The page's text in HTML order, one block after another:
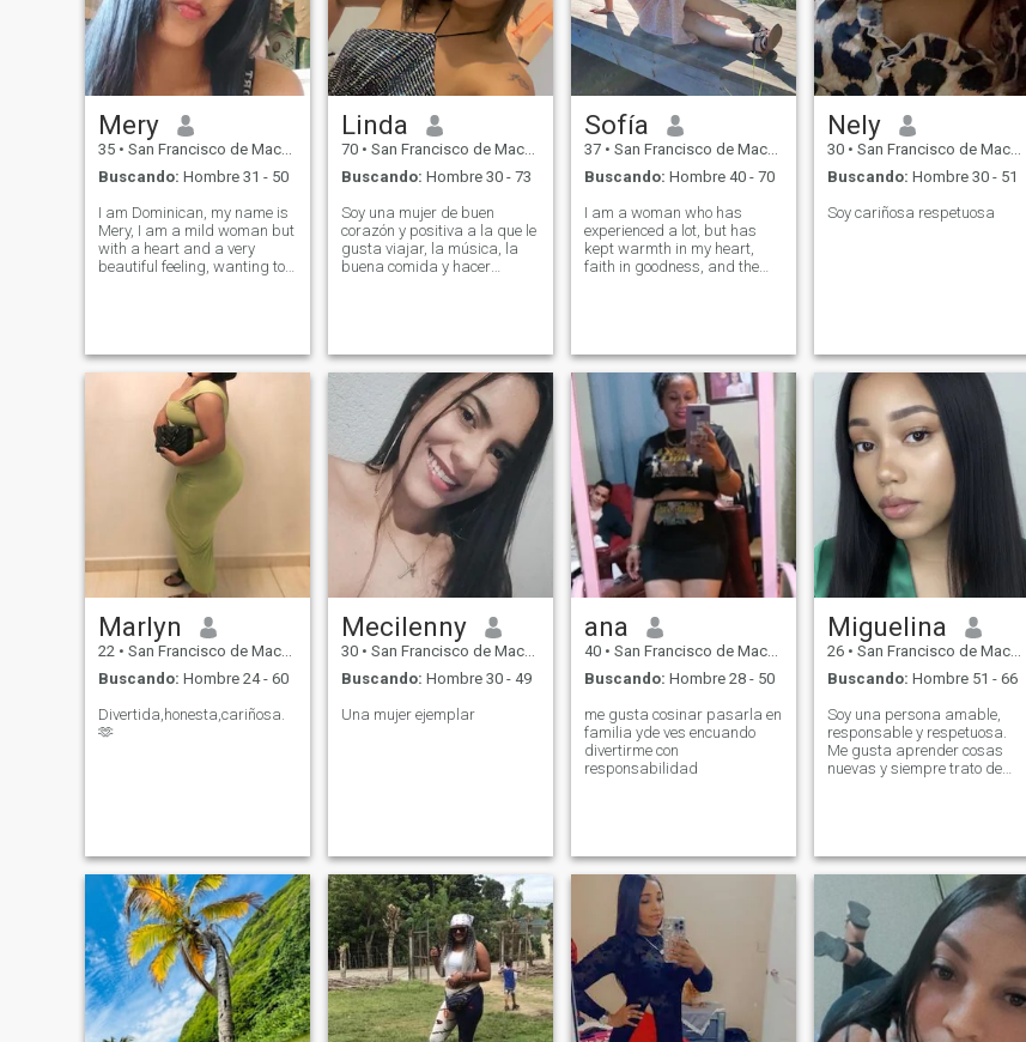
Mery
35 • San Francisco de Macorís, Duarte, Rep. Dominicana
Buscando: Hombre 31 - 50
I am Dominican, my name is
Mery, I am a mild woman but
with a heart and a very
beautiful feeling, wanting to
a life Felix without lies and
that everything is love, I want
to live a life full of love and
that together we build many
good things, I want a serious
relationship, someone who
comes into my life to give him
the best of me.
Linda
70 • San Francisco de Macorís, Duarte, Rep. Dominicana
Buscando: Hombre 30 - 73
Soy una mujer de buen
corazón y positiva a la que le
gusta viajar, la música, la
buena comida y hacer
conocer a un caballero
genuino y ver a dónde puede
llevar una conexión real.
Sofía
37 • San Francisco de Macorís, Duarte, Rep. Dominicana
Buscando: Hombre 40 - 70
I am a woman who has
experienced a lot, but has
kept warmth in my heart,
faith in goodness, and the
people. I like to create comfort
around me - in
Nely
30 • San Francisco de Macorís, Duarte, Rep. Dominicana
Buscando: Hombre 30 - 51
Soy cariñosa respetuosa
Marlyn
22 • San Francisco de Macorís, Duarte, Rep. Dominicana
Buscando: Hombre 24 - 60
Divertida,honesta,cariñosa.
🫶
Mecilenny
30 • San Francisco de Macorís, Duarte, Rep. Dominicana
Buscando: Hombre 30 - 49
Una mujer ejemplar
ana
40 • San Francisco de Macorís, Duarte, Rep. Dominicana
Buscando: Hombre 28 - 50
me gusta cosinar pasarla en
familia yde ves encuando
divertirme con
responsabilidad
Miguelina
26 • San Francisco de Macorís, Duarte, Rep. Dominicana
Buscando: Hombre 51 - 66
Soy una persona amable,
responsable y respetuosa.
Me gusta aprender cosas
nuevas y siempre trato de
que quiero, escuchar música,
conocer lugares nuevos y
seguir creciendo tanto en lo
personal como en lo
profesional.